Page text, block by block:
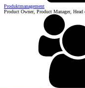
Produktmanagement
Product Owner, Product Manager,